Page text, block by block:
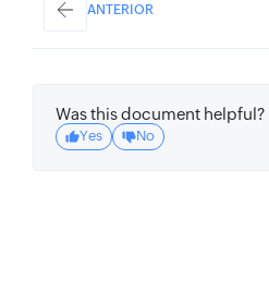
ANTERIOR
Was this document helpful?
Yes No